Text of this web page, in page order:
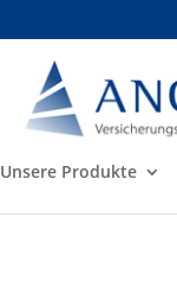
Unsere Produkte